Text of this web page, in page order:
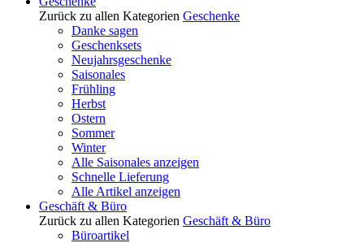
Zurück zu allen Kategorien Geschenke
Danke sagen
Geschenksets
Neujahrsgeschenke
Saisonales
Frühling
Herbst
Ostern
Sommer
Winter
Alle Saisonales anzeigen
Schnelle Lieferung
Alle Artikel anzeigen
Geschäft & Büro
Zurück zu allen Kategorien Geschäft & Büro
Büroartikel